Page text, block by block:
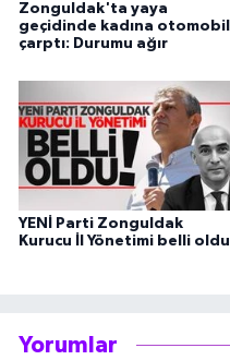
Zonguldak'ta yaya
geçidinde kadına otomobil
çarptı: Durumu ağır
YENİ Parti Zonguldak
Kurucu İl Yönetimi belli oldu
Yorumlar